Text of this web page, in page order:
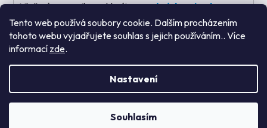
Tento web používá soubory cookie. Dalším procházením
tohoto webu vyjadřujete souhlas s jejich používáním.. Více
informací zde.
Nastavení
Souhlasím
Vložením e-mailu souhlasíte spodmínkami ochrany
osobních údajů
PŘIHLÁSIT
Výtvarné hračky